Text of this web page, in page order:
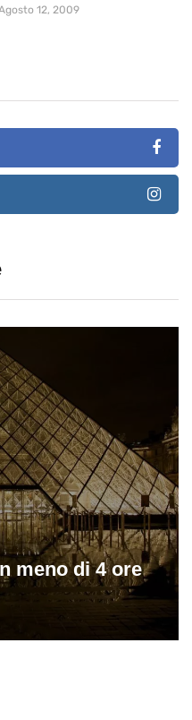
12, 2009
meno di 4 ore